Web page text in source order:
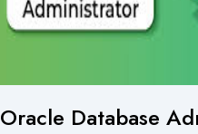
Oracle Database